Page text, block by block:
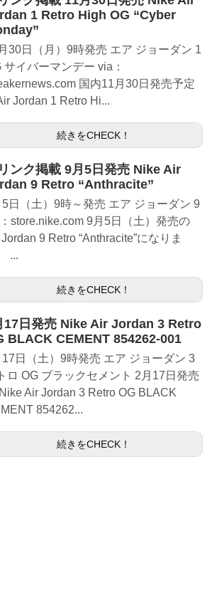
1 Retro High OG “Cyber
30日（月）9時発売 エア ジョーダン 1
サイバーマンデー via：
国内11月30日発売予定
Jordan 1 Retro Hi...
続きをCHECK！
ンク掲載 9月5日発売 Nike Air
9 Retro “Anthracite”
日（土）9時～発売 エア ジョーダン 9
store.nike.com 9月5日（土）発売の
9 Retro “Anthracite”になりま
...
続きをCHECK！
17日発売 Nike Air Jordan 3 Retro
BLACK CEMENT 854262-001
17日（土）9時発売 エア ジョーダン 3
ロ OG ブラックセメント 2月17日発売
Air Jordan 3 Retro OG BLACK
854262...
続きをCHECK！